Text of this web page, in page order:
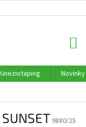
Novinky
9880/25